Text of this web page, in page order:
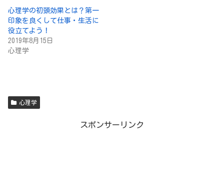
心理学の初頭効果とは？第一
印象を良くして仕事・生活に
役立てよう！
2019年8月15日
心理学
心理学
スポンサーリンク